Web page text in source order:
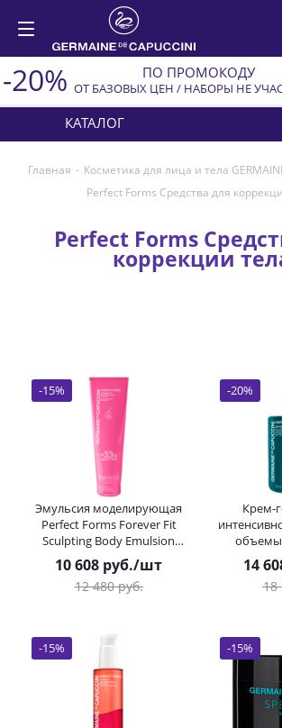
-20% ПО ПРОМОКОДУ
ОТ БАЗОВЫХ ЦЕН / НАБОРЫ НЕ
КАТАЛОГ
Главная - Косметика для лица и тела
Perfect Forms Средства для
Perfect Forms
коррекции
Эмульсия моделирующая
Perfect Forms Forever Fit
Sculpting Body Emulsion
Germaine de Capuccini
(Жермен Де Капучини) 300
мл
10 608 руб./шт
12 480руб.
-15%
Крем-
объемы
(Жермен
14
18
-20%
-15% -15%